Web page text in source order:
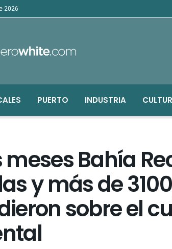
2026
PUERTO INDUSTRIA
meses Bahía
y más de
sobre el